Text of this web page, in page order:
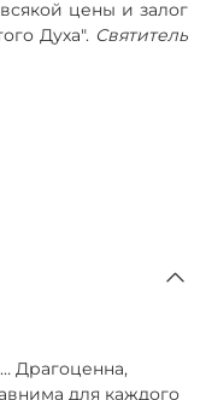
цены и залог
Духа". Святитель
Драгоценна,
для каждого